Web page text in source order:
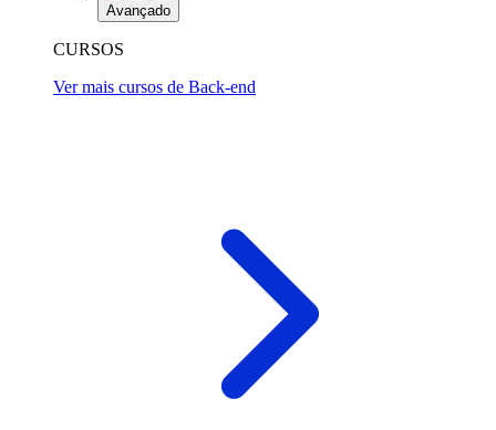
Avançado
CURSOS
Ver mais cursos de Back-end